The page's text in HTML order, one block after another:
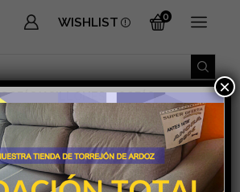
WISHLIST 0
INPUT
SOFÁS Y SILLONES SOFÁS ×